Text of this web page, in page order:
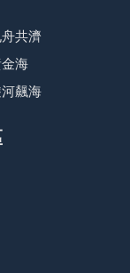
共濟
海
飆海